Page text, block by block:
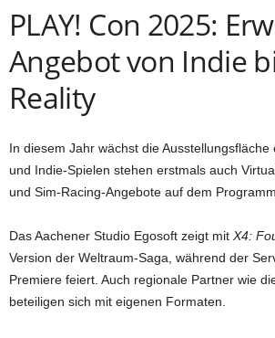
PLAY! Con 2025:
Angebot von Indie
Reality
In diesem Jahr wächst die
und Indie-Spielen stehen erstmals auch
und Sim-Racing-Angebote auf dem Programm.
Das Aachener Studio Egosoft zeigt mit X4:
Version der Weltraum-Saga, während der
Premiere feiert. Auch regionale Partner wie
beteiligen sich mit eigenen Formaten.